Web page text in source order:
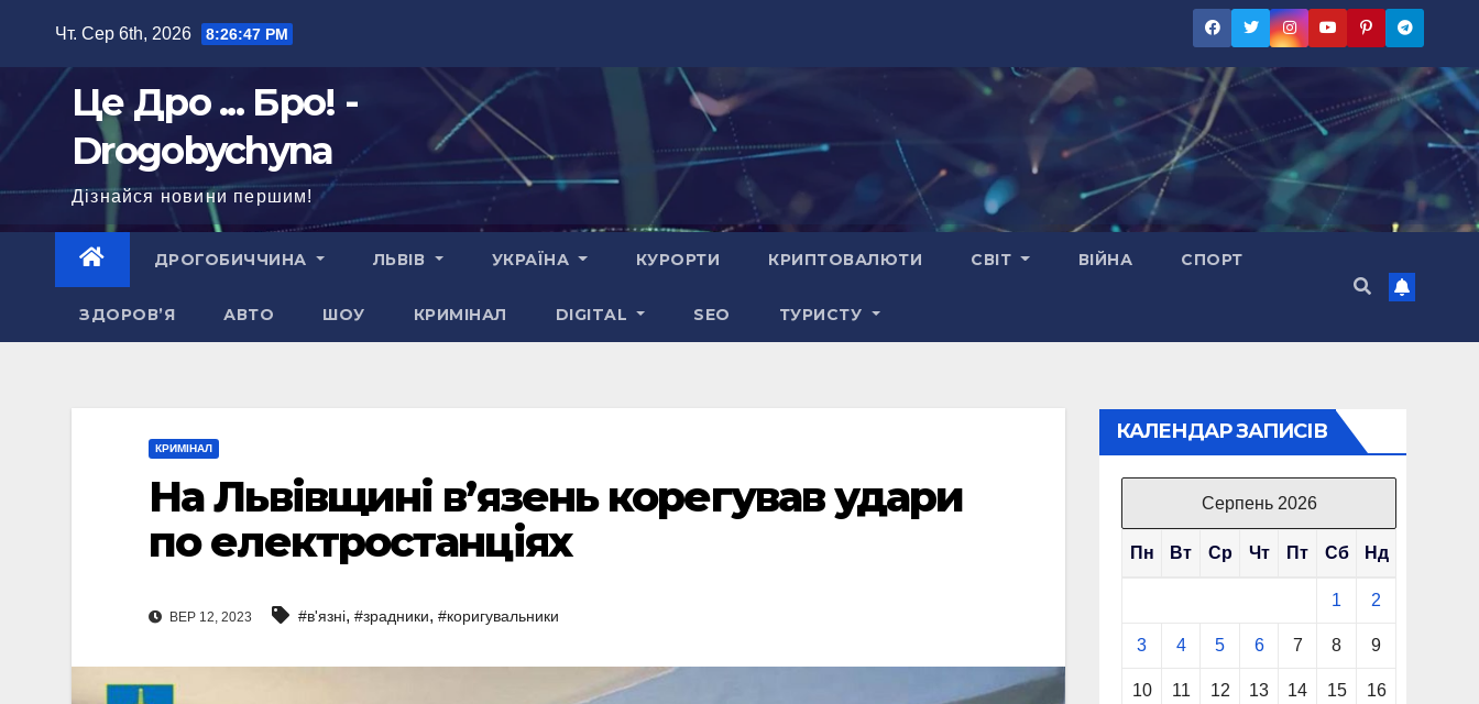
Чт. Сер 6th, 2026 8:26:48 PM
Це Дро ... Бро! -
Drogobychyna
Дізнайся новини першим!
ДРОГОБИЧЧИНА ЛЬВІВ УКРАЇНА КУРОРТИ КРИПТОВАЛЮТИ СВІТ ВІЙНА СПОРТ
ЗДОРОВ’Я АВТО ШОУ КРИМІНАЛ DIGITAL SEO ТУРИСТУ
КРИМІНАЛ
На Львівщині в’язень корегував удари
по електростанціях
ВЕР 12, 2023 #в'язні, #зрадники, #коригувальники
КАЛЕНДАР ЗАПИСІВ
Серпень 2026
Пн Вт Ср Чт Пт Сб Нд
1 2
3 4 5 6 7 8 9
10 11 12 13 14 15 16